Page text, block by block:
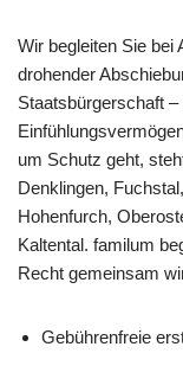
Wir begleiten Sie bei
drohender
Staatsbürgerschaft
um Schutz geht,
Denklingen,
Hohenfurch,
Kaltental. familum
Recht gemeinsam
Gebührenfreie